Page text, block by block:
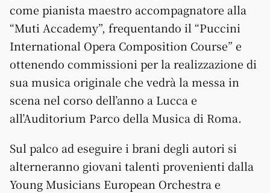
come pianista maestro accompagnatore alla
“Muti Accademy”, frequentando il “Puccini
International Opera Composition Course” e
ottenendo commissioni per la realizzazione di
sua musica originale che vedrà la messa in
scena nel corso dell’anno a Lucca e
all’Auditorium Parco della Musica di Roma.
Sul palco ad eseguire i brani degli autori si
alterneranno giovani talenti provenienti dalla
Young Musicians European Orchestra e